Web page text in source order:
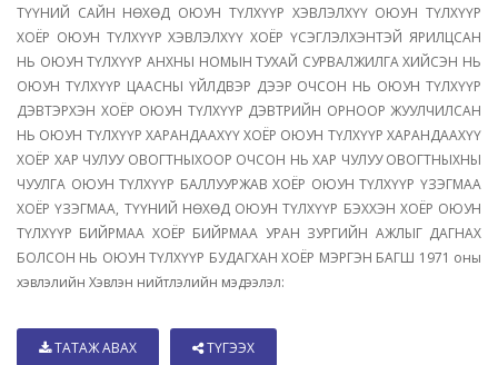
ТҮҮНИЙ САЙН НӨХӨД ОЮУН ТҮЛХҮҮР ХЭВЛЭЛХҮҮ ОЮУН ТҮЛХҮҮР
ХОЁР ОЮУН ТҮЛХҮҮР ХЭВЛЭЛХҮҮ ХОЁР ҮСЭГЛЭЛХЭНТЭЙ ЯРИЛЦСАН
НЬ ОЮУН ТҮЛХҮҮР АНХНЫ НОМЫН ТУХАЙ СУРВАЛЖИЛГА ХИЙСЭН НЬ
ОЮУН ТҮЛХҮҮР ЦААСНЫ ҮЙЛДВЭР ДЭЭР ОЧСОН НЬ ОЮУН ТҮЛХҮҮР
ДЭВТЭРХЭН ХОЁР ОЮУН ТҮЛХҮҮР ДЭВТРИЙН ОРНООР ЖУУЛЧИЛСАН
НЬ ОЮУН ТҮЛХҮҮР ХАРАНДААХҮҮ ХОЁР ОЮУН ТҮЛХҮҮР ХАРАНДААХҮҮ
ХОЁР ХАР ЧУЛУУ ОВОГТНЫХООР ОЧСОН НЬ ХАР ЧУЛУУ ОВОГТНЫХНЫ
ЧУУЛГА ОЮУН ТҮЛХҮҮР БАЛЛУУРЖАВ ХОЁР ОЮУН ТҮЛХҮҮР ҮЗЭГМАА
ХОЁР ҮЗЭГМАА, ТҮҮНИЙ НӨХӨД ОЮУН ТҮЛХҮҮР БЭХХЭН ХОЁР ОЮУН
ТҮЛХҮҮР БИЙРМАА ХОЁР БИЙРМАА УРАН ЗУРГИЙН АЖЛЫГ ДАГНАХ
БОЛСОН НЬ ОЮУН ТҮЛХҮҮР БУДАГХАН ХОЁР МЭРГЭН БАГШ 1971 оны
хэвлэлийн Хэвлэн нийтлэлийн мэдээлэл:
ТАТАЖ АВАХ ТҮГЭЭХ